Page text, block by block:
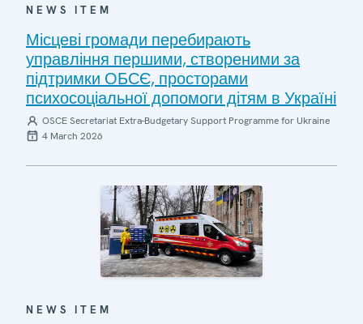
NEWS ITEM
Місцеві громади перебирають
управління першими, створеними за
підтримки ОБСЄ, просторами
психосоціальної допомоги дітям в Україні
OSCE Secretariat Extra-Budgetary Support Programme for Ukraine
4 March 2026
NEWS ITEM